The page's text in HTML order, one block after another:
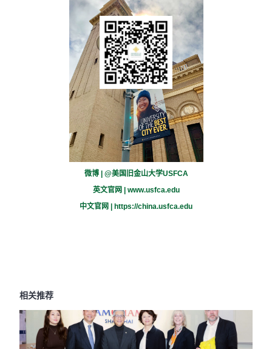
微博 | @美国旧金山大学USFCA
英文官网 | www.usfca.edu
中文官网 | https://china.usfca.edu
相关推荐